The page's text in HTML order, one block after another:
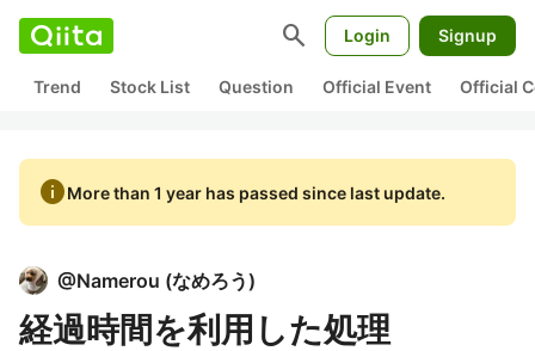
search Login Signup
Trend Stock List Question Official Event Official
infoMore than 1 year has passed since last update.
@Namerou (なめろう)
経過時間を利用した処理